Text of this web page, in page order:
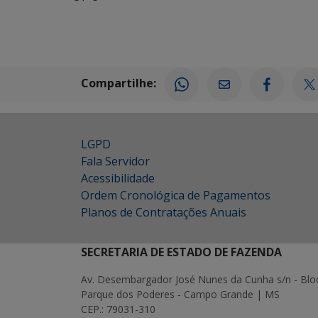
Compartilhe:
LGPD
Fala Servidor
Acessibilidade
Ordem Cronológica de Pagamentos
Planos de Contratações Anuais
SECRETARIA DE ESTADO DE FAZENDA
Av. Desembargador José Nunes da Cunha s/n -
Parque dos Poderes - Campo Grande | MS
CEP.: 79031-310